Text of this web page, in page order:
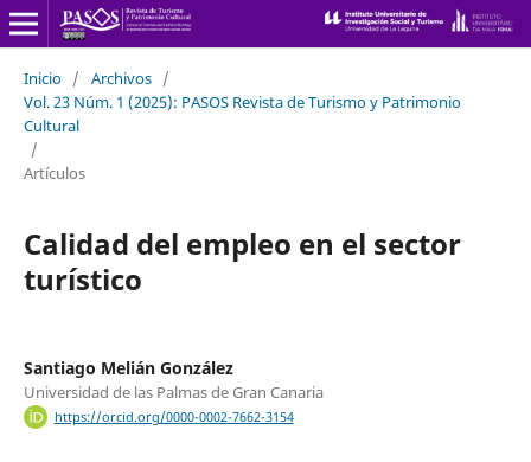
Inicio / Archivos /
Vol. 23 Núm. 1 (2025): PASOS Revista de Turismo y Patrimonio
Cultural
/
Artículos
Calidad del empleo en el sector
turístico
Santiago Melián González
Universidad de las Palmas de Gran Canaria
https://orcid.org/0000-0002-7662-3154